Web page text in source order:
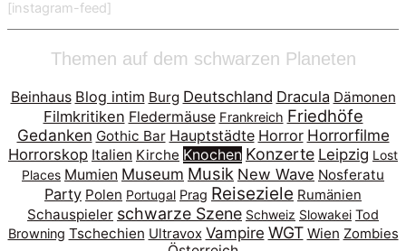
[instagram-feed]
Themen auf dem schwarzen Planeten
Beinhaus Blog intim Burg Deutschland Dracula Dämonen
Filmkritiken Fledermäuse Frankreich Friedhöfe
Gedanken Gothic Bar Hauptstädte Horror Horrorfilme
Horrorskop Italien Kirche Knochen Konzerte Leipzig Lost
Places Mumien Museum Musik New Wave Nosferatu
Party Polen Portugal Prag Reiseziele Rumänien
Schauspieler schwarze Szene Schweiz Slowakei Tod
Browning Tschechien Ultravox Vampire WGT Wien Zombies